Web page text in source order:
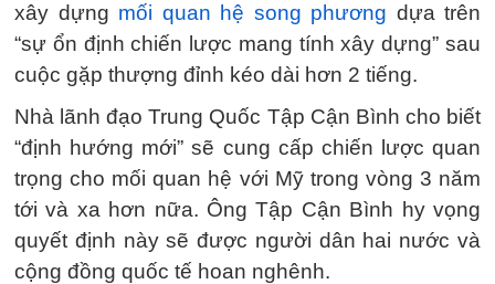
xây dựng mối quan hệ song phương dựa trên
“sự ổn định chiến lược mang tính xây dựng” sau
cuộc gặp thượng đỉnh kéo dài hơn 2 tiếng.
Nhà lãnh đạo Trung Quốc Tập Cận Bình cho biết
“định hướng mới” sẽ cung cấp chiến lược quan
trọng cho mối quan hệ với Mỹ trong vòng 3 năm
tới và xa hơn nữa. Ông Tập Cận Bình hy vọng
quyết định này sẽ được người dân hai nước và
cộng đồng quốc tế hoan nghênh.